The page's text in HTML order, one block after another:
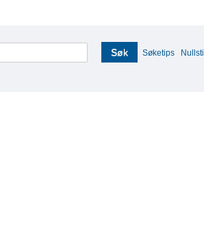
Søk Søketips Nullstill